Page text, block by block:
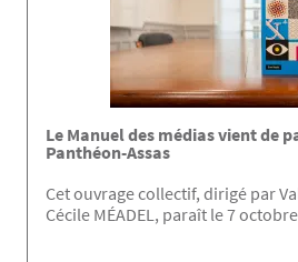
Le Manuel des médias vient de
Panthéon-Assas
Cet ouvrage collectif, dirigé par
Cécile MÉADEL, paraît le 7